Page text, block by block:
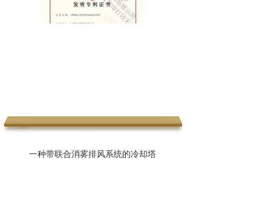
一种带联合消雾排风系统的冷却塔